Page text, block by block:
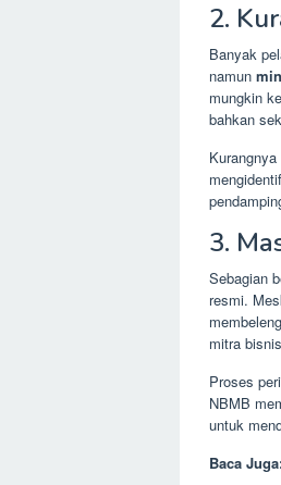
2.
Banyak
namun
mungkin
bahkan
3.
Sebagian
resmi.
mitra
Proses
NBMB
untuk
Baca